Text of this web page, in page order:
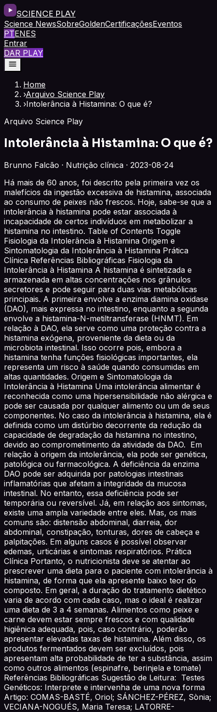
SCIENCE PLAY
Science NewsSobreGoldenCertificaçõesEventos
PTENES
Entrar
DAR PLAY
Home
›Arquivo Science Play
›Intolerância à Histamina: O que é?
Arquivo Science Play
Intolerância à Histamina: O que é?
Brunno Falcão · Nutrição clínica · 2023-08-24
Há mais de 60 anos, foi descrito pela primeira vez os
malefícios da ingestão excessiva de histamina, associada
ao consumo de peixes não frescos. Hoje, sabe-se que a
intolerância à histamina pode estar associada à
incapacidade de certos indivíduos em metabolizar a
histamina no intestino. Table of Contents Toggle
Fisiologia da Intolerância à Histamina Origem e
Sintomatologia da Intolerância à Histamina Prática
Clínica Referências Bibliográficas Fisiologia da
Intolerância à Histamina A histamina é sintetizada e
armazenada em altas concentrações nos grânulos
secretores e pode seguir para duas vias metabólicas
principais. A primeira envolve a enzima diamina oxidase
(DAO), mais expressa no intestino, enquanto a segunda
envolve a histamina-N-metiltransferase (HNMT). Em
relação à DAO, ela serve como uma proteção contra a
histamina exógena, proveniente da dieta ou da
microbiota intestinal. Isso ocorre pois, embora a
histamina tenha funções fisiológicas importantes, ela
representa um risco à saúde quando consumidas em
altas quantidades. Origem e Sintomatologia da
Intolerância à Histamina Uma intolerância alimentar é
reconhecida como uma hipersensibilidade não alérgica e
pode ser causada por qualquer alimento ou um de seus
componentes. No caso da intolerância à histamina, ela é
definida como um distúrbio decorrente da redução da
capacidade de degradação da histamina no intestino,
devido ao comprometimento da atividade da DAO. Em
relação à origem da intolerância, ela pode ser genética,
patológica ou farmacológica. A deficiência da enzima
DAO pode ser adquirida por patologias intestinais
inflamatórias que afetam a integridade da mucosa
intestinal. No entanto, essa deficiência pode ser
temporária ou reversível. Já, em relação aos sintomas,
existe uma ampla variedade entre eles. Mas, os mais
comuns são: distensão abdominal, diarreia, dor
abdominal, constipação, tonturas, dores de cabeça e
palpitações. Em alguns casos é possível observar
edemas, urticárias e sintomas respiratórios. Prática
Clínica Portanto, o nutricionista deve se atentar ao
prescrever uma dieta para o paciente com intolerância à
histamina, de forma que ela apresente baixo teor do
composto. Em geral, a duração do tratamento dietético
varia de acordo com cada caso, mas o ideal é realizar
uma dieta de 3 a 4 semanas. Alimentos como peixe e
carne devem estar sempre frescos e com qualidade
higiênica adequada, pois, caso contrário, poderão
apresentar elevadas taxas de histamina. Além disso, os
produtos fermentados devem ser excluídos, pois
apresentam alta probabilidade de ter a substância, assim
como outros alimentos (espinafre, berinjela e tomate)
Referências Bibliográficas Sugestão de Leitura: Testes
Genéticos: Interprete e intervenha de uma nova forma
Artigo: COMAS-BASTÉ, Oriol; SÁNCHEZ-PÉREZ, Sònia;
VECIANA-NOGUÉS, Maria Teresa; LATORRE-